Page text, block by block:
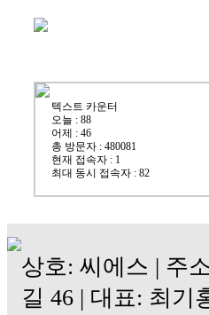
상호: 씨에스 | 주
길 46 | 대표: 최기